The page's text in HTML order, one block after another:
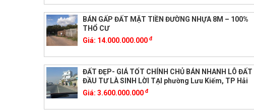
BÁN GẤP ĐẤT MẶT TIỀN ĐƯỜNG NHỰA 8M – 100%
THỔ CƯ
Giá: 14.000.000.000 đ
ĐẤT ĐẸP- GIÁ TỐT CHÍNH CHỦ BÁN NHANH LÔ ĐẤT
ĐẦU TƯ LÀ SINH LỜI TẠI phường Lưu Kiếm, TP Hải
Giá: 3.600.000.000 đ